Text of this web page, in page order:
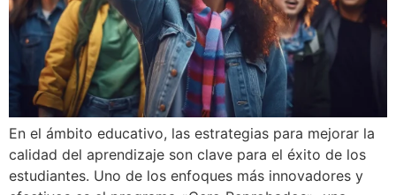
En el ámbito educativo, las estrategias para mejorar la
calidad del aprendizaje son clave para el éxito de los
estudiantes. Uno de los enfoques más innovadores y